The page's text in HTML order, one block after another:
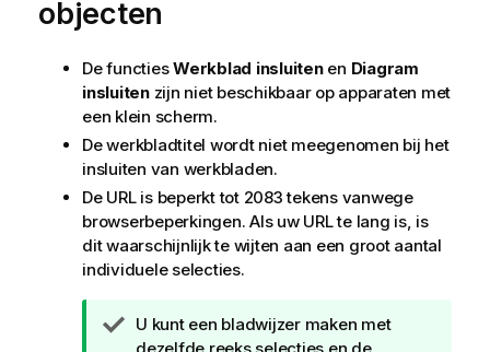
objecten
De functiesWerkblad insluitenen Diagram
insluitenzijn niet beschikbaar op apparaten met
een klein scherm.
De werkbladtitel wordt niet meegenomen bij het
insluiten van werkbladen.
De URL is beperkt tot 2083 tekens vanwege
browserbeperkingen. Als uw URL te lang is, is
dit waarschijnlijk te wijten aan een groot aantal
individuele selecties.
T
U kunt een bladwijzer maken met